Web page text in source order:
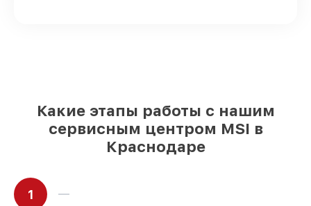
Какие этапы работы с нашим
сервисным центром MSI в
Краснодаре
1